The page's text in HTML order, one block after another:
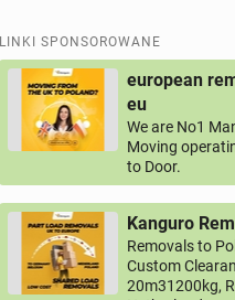
LINKI SPONSOROWANE
european
eu
We are No1
Moving
to Door.
Kanguro
Removals to
Custom
20m31200kg,